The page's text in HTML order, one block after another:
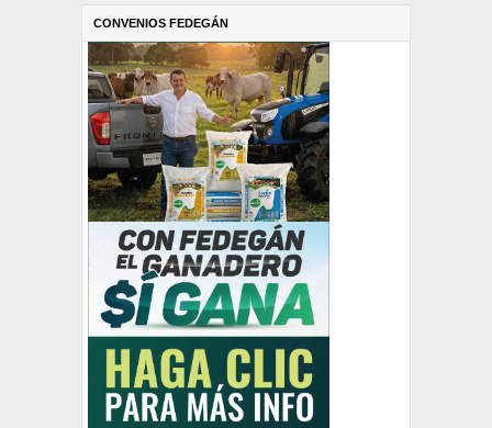
CONVENIOS FEDEGÁN